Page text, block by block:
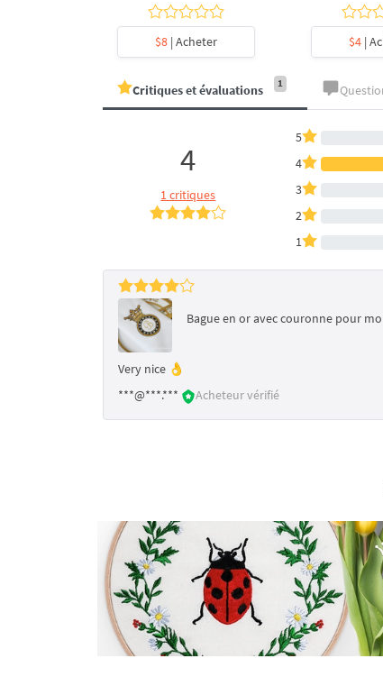
$8 | Acheter $4 |
Critiques et évaluations 1
4
1 critiques
5
4
3
2
1
Bague en or avec couronne pour
Very nice 👌
***@***.***
Acheteur vérifié